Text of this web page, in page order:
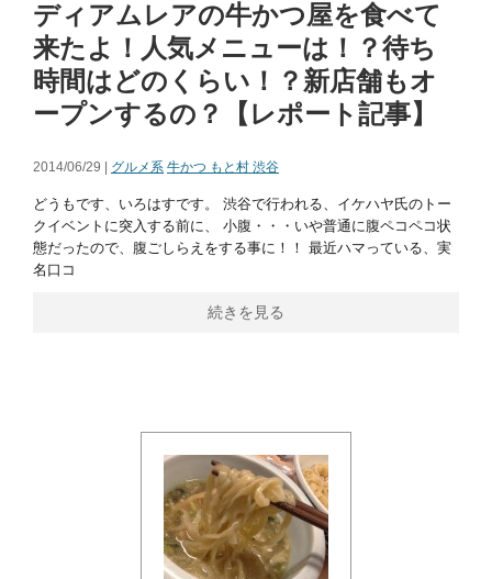
ディアムレアの牛かつ屋を食べて
来たよ！人気メニューは！？待ち
時間はどのくらい！？新店舗もオ
ープンするの？【レポート記事】
2014/06/29 | グルメ系 牛かつ もと村 渋谷
どうもです、いろはすです。 渋谷で行われる、イケハヤ氏のトー
クイベントに突入する前に、 小腹・・・いや普通に腹ペコペコ状
態だったので、腹ごしらえをする事に！！ 最近ハマっている、実
名口コ
続きを見る